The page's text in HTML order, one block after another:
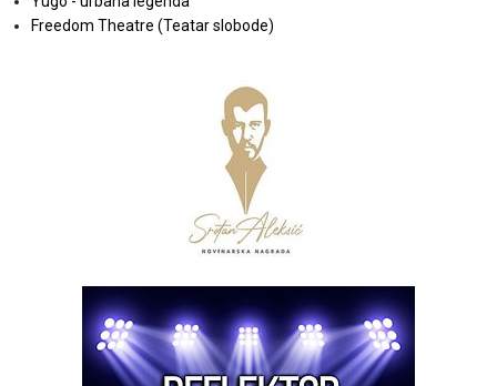
Freedom Theatre (Teatar slobode)